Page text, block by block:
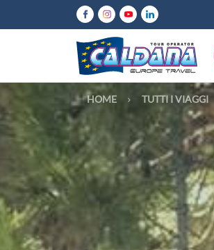
Italia
Europa
Mondo
Tutte le destinazioni
HOME TUTTI I VIAGGI